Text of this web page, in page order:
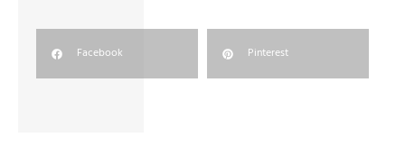
Facebook Pinterest